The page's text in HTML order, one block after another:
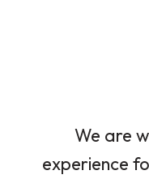
We are
experience